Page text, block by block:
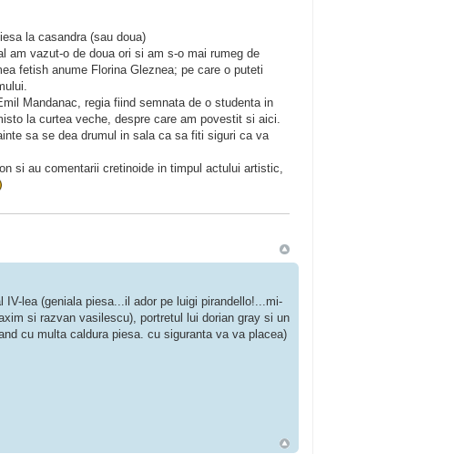
la casandra (sau doua)
am vazut-o de doua ori si am s-o mai rumeg de
fetish anume Florina Gleznea; pe care o puteti
Mandanac, regia fiind semnata de o studenta in
la curtea veche, despre care am povestit si aici.
sa se dea drumul in sala ca sa fiti siguri ca va
si au comentarii cretinoide in timpul actului artistic,
lea (geniala piesa...il ador pe luigi pirandello!...mi-
si razvan vasilescu), portretul lui dorian gray si un
cu multa caldura piesa. cu siguranta va va placea)